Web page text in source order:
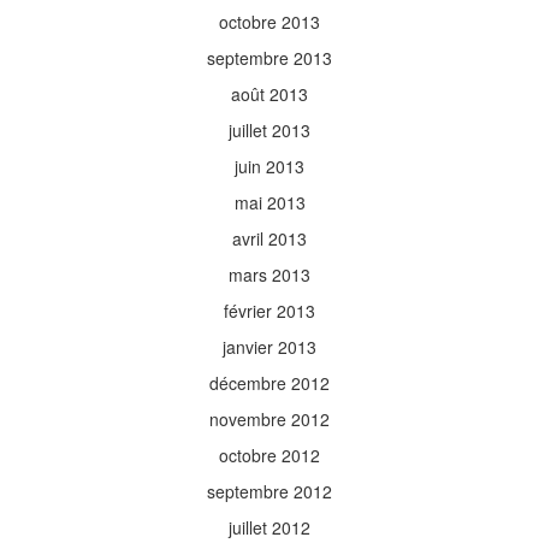
octobre 2013
septembre 2013
août 2013
juillet 2013
juin 2013
mai 2013
avril 2013
mars 2013
février 2013
janvier 2013
décembre 2012
novembre 2012
octobre 2012
septembre 2012
juillet 2012